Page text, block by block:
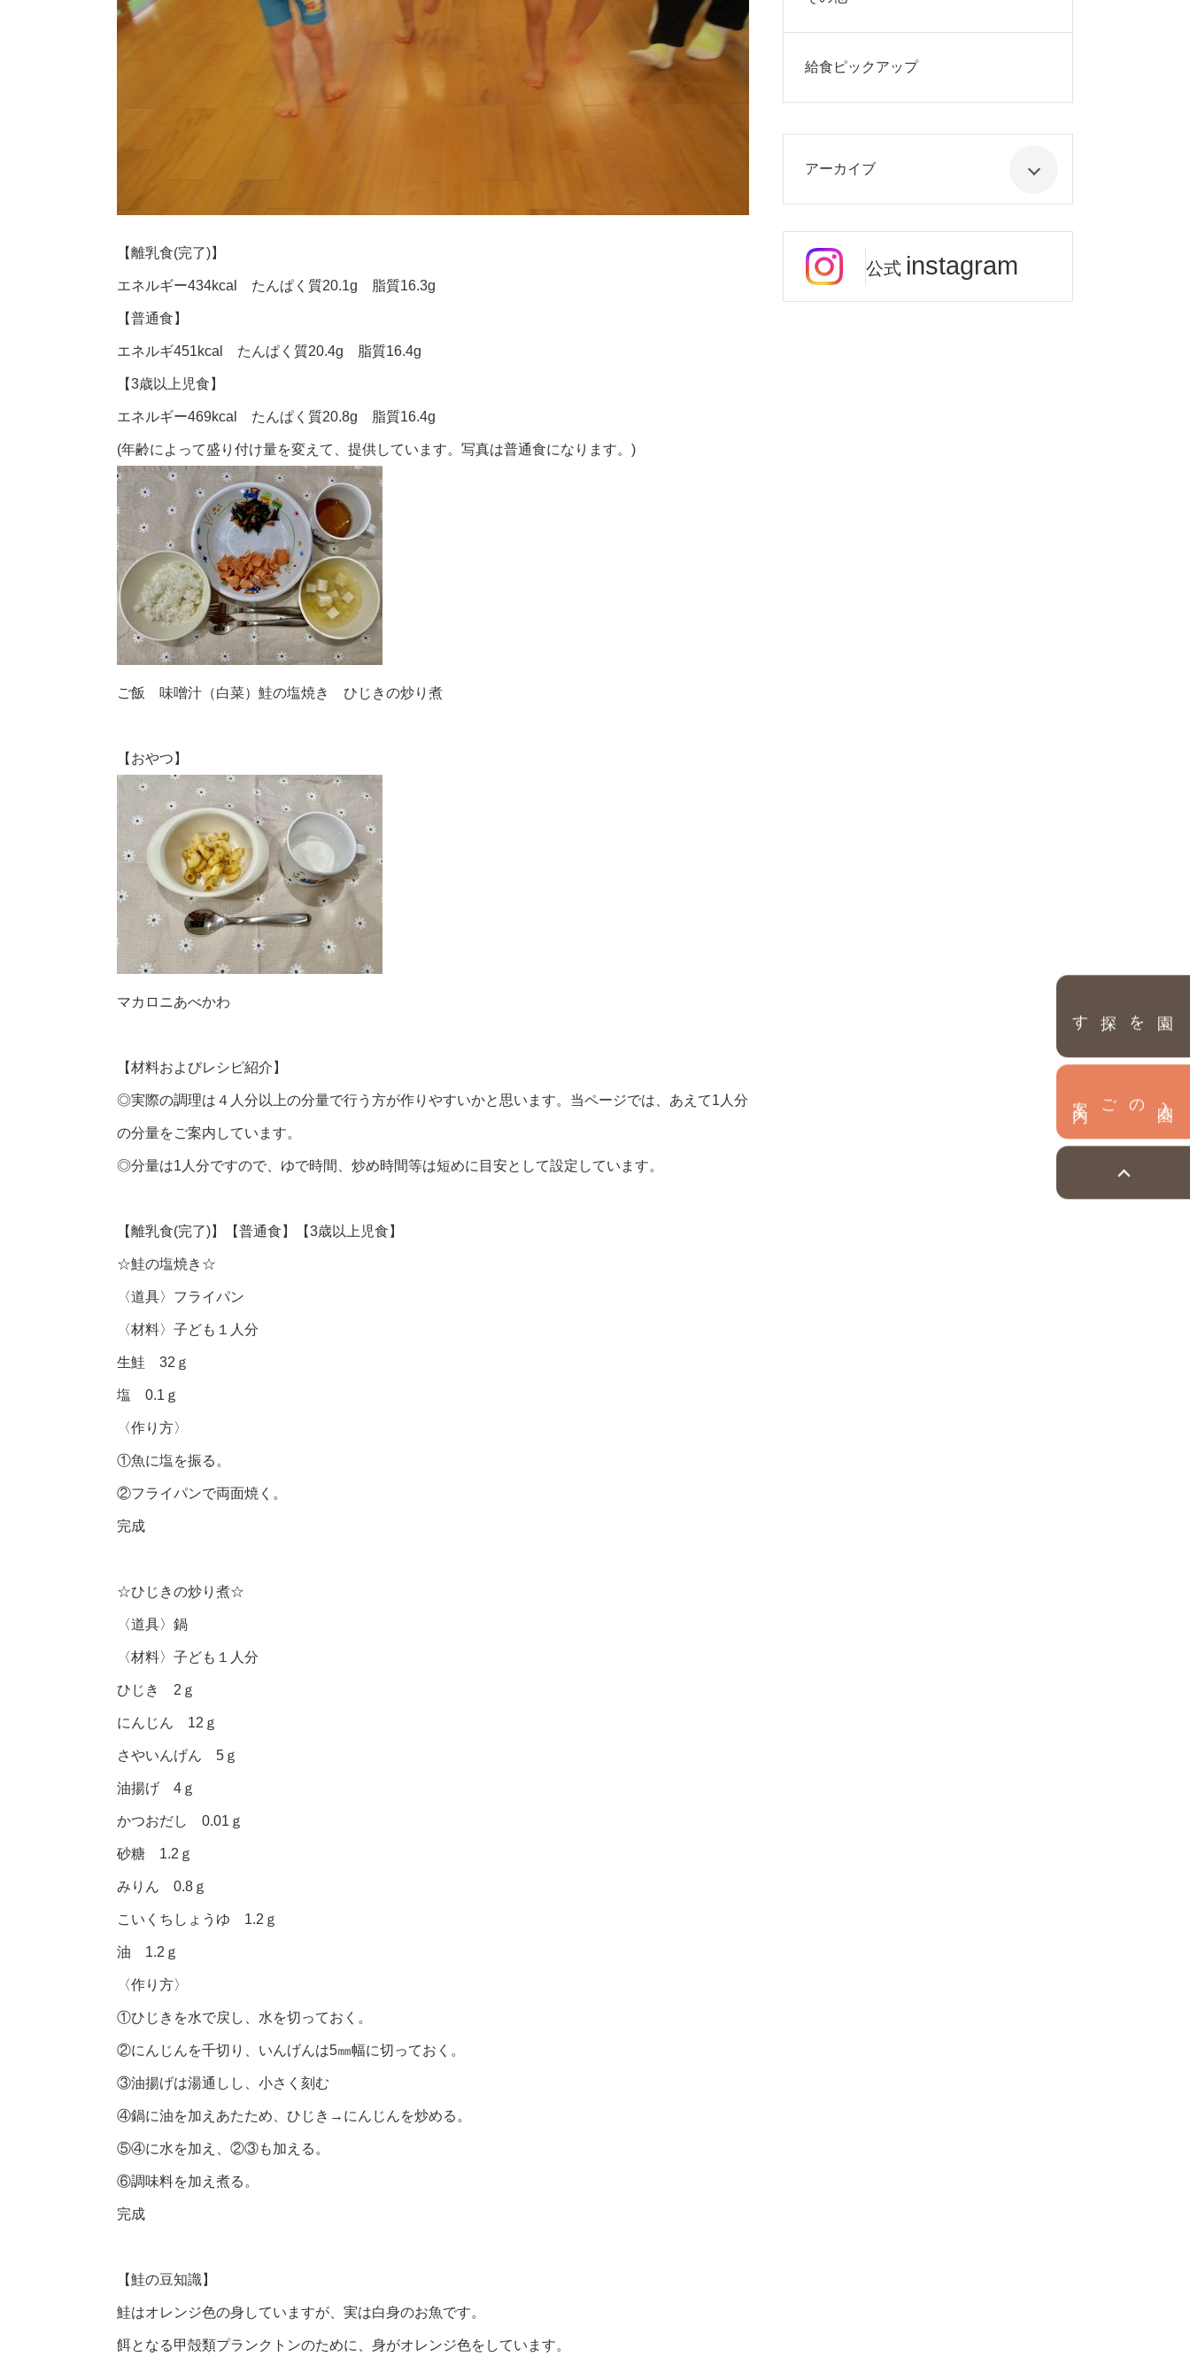
園を探す
【離乳食(完了)】
エネルギー434kcal たんぱく質20.1g 脂質16.3g
【普通食】
エネルギ451kcal たんぱく質20.4g 脂質16.4g
【3歳以上児食】
エネルギー469kcal たんぱく質20.8g 脂質16.4g
(年齢によって盛り付け量を変えて、提供しています。写真は普通食になります。)
ご飯 味噌汁（白菜）鮭の塩焼き ひじきの炒り煮
【おやつ】
マカロニあべかわ
【材料およびレシピ紹介】
◎実際の調理は４人分以上の分量で行う方が作りやすいかと思います。当ページでは、あえて1人分
の分量をご案内しています。
◎分量は1人分ですので、ゆで時間、炒め時間等は短めに目安として設定しています。
【離乳食(完了)】【普通食】【3歳以上児食】
☆鮭の塩焼き☆
〈道具〉フライパン
〈材料〉子ども１人分
生鮭 32ｇ
塩 0.1ｇ
〈作り方〉
①魚に塩を振る。
②フライパンで両面焼く。
完成
☆ひじきの炒り煮☆
〈道具〉鍋
〈材料〉子ども１人分
ひじき 2ｇ
にんじん 12ｇ
さやいんげん 5ｇ
油揚げ 4ｇ
かつおだし 0.01ｇ
砂糖 1.2ｇ
みりん 0.8ｇ
こいくちしょうゆ 1.2ｇ
油 1.2ｇ
〈作り方〉
①ひじきを水で戻し、水を切っておく。
②にんじんを千切り、いんげんは5㎜幅に切っておく。
③油揚げは湯通しし、小さく刻む
④鍋に油を加えあたため、ひじき→にんじんを炒める。
⑤④に水を加え、②③も加える。
⑥調味料を加え煮る。
完成
【鮭の豆知識】
鮭はオレンジ色の身していますが、実は白身のお魚です。
餌となる甲殻類プランクトンのために、身がオレンジ色をしています。
給食ピックアップ
アーカイブ
公式 instagram